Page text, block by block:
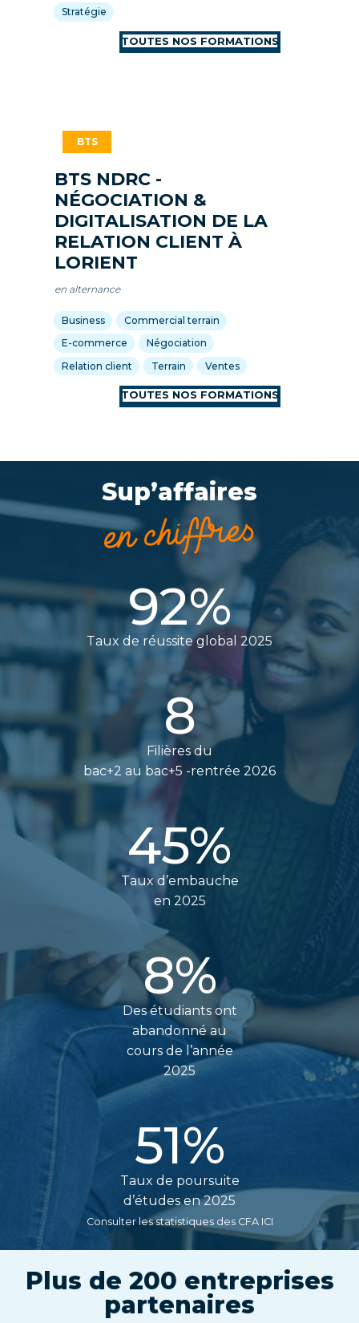
Stratégie
BTS NDRC -
NÉGOCIATION &
DIGITALISATION DE LA
RELATION CLIENT À
LORIENT
en alternance
Business
Commercial terrain
E-commerce
Négociation
Relation client
Terrain Ventes
Sup’affaires
en chiffres
92%
Taux de réussite global 2025
8
Filières du
bac+2 au bac+5 -rentrée 2026
45%
Taux d’embauche
en 2025
8%
Des étudiants ont
abandonné au
cours de l’année
2025
51%
Taux de poursuite
d’études en 2025
Consulter les statistiques des CFA ICI
Plus de 200 entreprises
partenaires